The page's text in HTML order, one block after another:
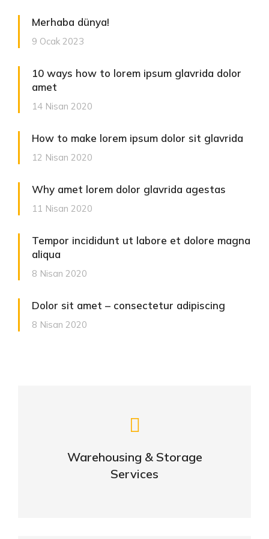
Merhaba dünya!
9 Ocak 2023
10 ways how to lorem ipsum glavrida dolor
amet
14 Nisan 2020
How to make lorem ipsum dolor sit glavrida
12 Nisan 2020
Why amet lorem dolor glavrida agestas
11 Nisan 2020
Tempor incididunt ut labore et dolore magna
aliqua
8 Nisan 2020
Dolor sit amet – consectetur adipiscing
8 Nisan 2020
Warehousing & Storage
Services
Careful storage of your goods